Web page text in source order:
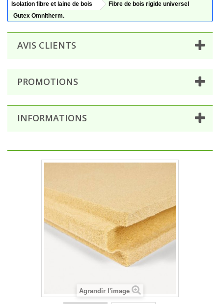
Isolation fibre et laine de bois
Fibre de bois rigide universel
Gutex Omnitherm.
AVIS CLIENTS
PROMOTIONS
INFORMATIONS
Agrandir l'image